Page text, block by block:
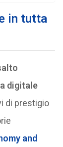
in tutta
digitale
di prestigio
and